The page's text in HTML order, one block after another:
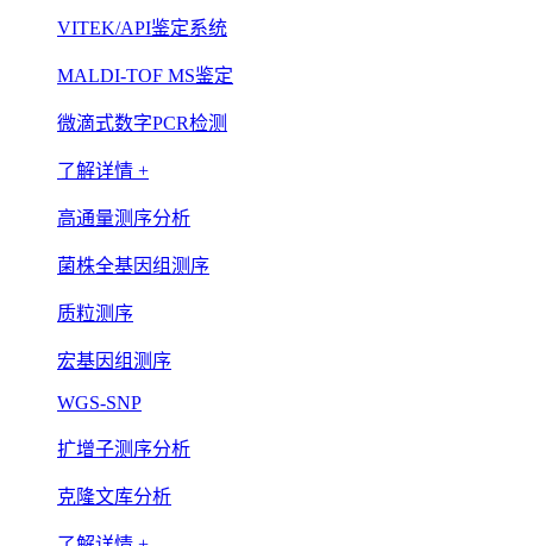
VITEK/API鉴定系统
MALDI-TOF MS鉴定
微滴式数字PCR检测
了解详情 +
高通量测序分析
菌株全基因组测序
质粒测序
宏基因组测序
WGS-SNP
扩增子测序分析
克隆文库分析